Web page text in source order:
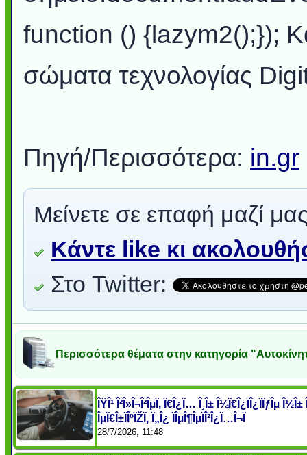
function () {lazym2();});
σώματα τεχνολογίας
Πηγή/Περισσότερα: in.gr
Μείνετε σε επαφή μαζί
Κάντε like κι
Στο Twitter:
Περισσότερα θέματα στην κατηγορία
ÎŸÎ¹ Î²Î»Î¬Î²ÎµÏ‚ Ï€Î¿Ï… Î¸Î± Î¼Ï€Î¿ÏÎ¿ÏÏƒÎµ
ÎµÏ€Î±ÏÎºÏŽÏ‚ Ï„Î¿ ÏÎµÎ¶ÎµÏÎ²Î¿Ï…Î¬Ï
28/7/2026, 11:48